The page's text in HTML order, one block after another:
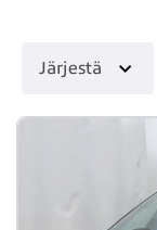
Järjestä